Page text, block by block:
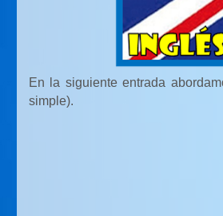
En la siguiente entrada
simple).